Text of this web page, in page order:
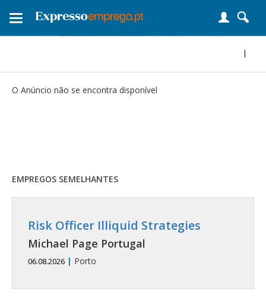
Toggle
|
O Anúncio não se encontra disponível
EMPREGOS SEMELHANTES
Risk Officer Illiquid Strategies
Michael Page Portugal
06.08.2026 | Porto